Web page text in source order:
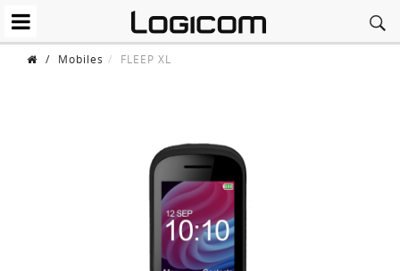
/ Mobiles FLEEP XL